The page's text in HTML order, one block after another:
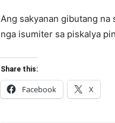
Ang sakyanan gibutang na
nga isumiter sa piskalya
Share this:
Facebook X